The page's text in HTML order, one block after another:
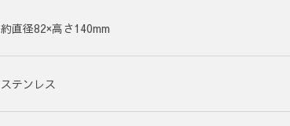
約直径82×高さ140mm
ステンレス